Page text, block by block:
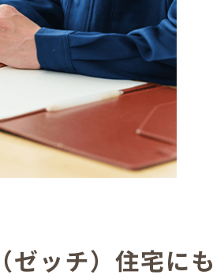
ゼッチ）住宅にも